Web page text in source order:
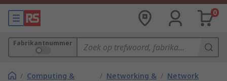
0
Fabrikantnummer
/ Computing &
/ Networking & / Network